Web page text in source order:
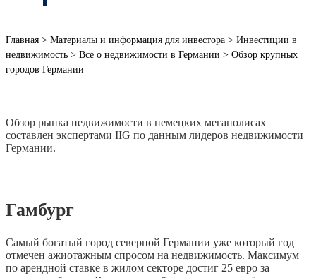
Главная > Материалы и информация для инвестора > Инвестиции в
недвижимость > Все о недвижимости в Германии > Обзор крупных
городов Германии
Обзор рынка недвижимости в немецких мегаполисах
составлен экспертами IIG по данным лидеров недвижимости
Германии.
Гамбург
Самый богатый город северной Германии уже который год
отмечен ажиотажным спросом на недвижимость. Максимум
по арендной ставке в жилом секторе достиг 25 евро за